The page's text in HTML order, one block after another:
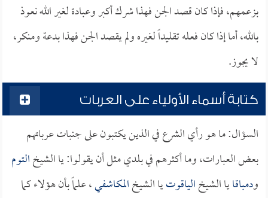
بزعمهم، فإذا كان قصد الجن فهذا شرك أكبر وعبادة لغير الله نعوذ
بالله، أما إذا كان فعله تقليداً لغيره ولم يقصد الجن فهذا بدعة ومنكر،
لا يجوز.
كتابة أسماء الأولياء على العربات
السؤال: ما هو رأي الشرع في الذين يكتبون على جنبات عرباتهم
بعض العبارات، وما أكثرهم في بلدي مثل أن يقولوا: يا الشيخالتوم
ودمباقايا الشيخالياقوتيا الشيخالمكاشفي، علماً بأن هؤلاء كما